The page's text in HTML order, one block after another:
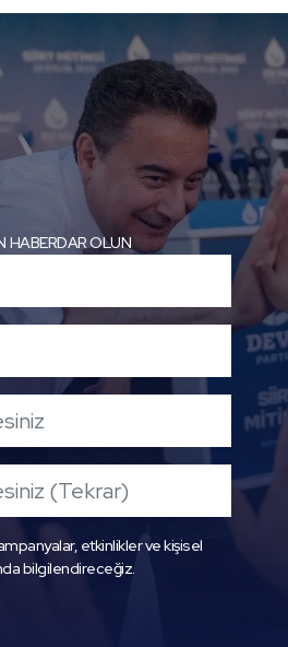
HABERDAR OLUN
etkinlikler ve kişisel
bilgilendireceğiz.